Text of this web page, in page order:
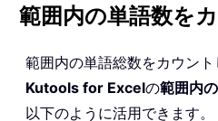
範囲内の単語数を
範囲内の単語総数をカウン
Kutools for Excelの範囲内
以下のように活用できます。